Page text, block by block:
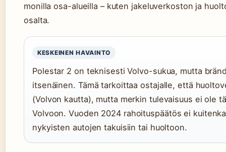
monilla osa-alueilla – kuten jakeluverkoston ja
osalta.
KESKEINEN HAVAINTO
Polestar 2 on teknisesti Volvo-sukua, mutta
itsenäinen. Tämä tarkoittaa ostajalle, että
(Volvon kautta), mutta merkin tulevaisuus ei ole
Volvoon. Vuoden 2024 rahoituspäätös ei
nykyisten autojen takuisiin tai huoltoon.